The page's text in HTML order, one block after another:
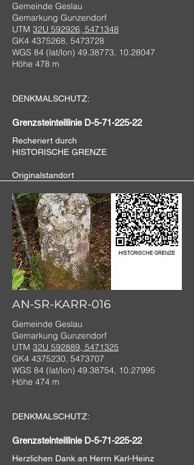
Gemeinde Geslau
Gemarkung Gunzendorf
UTM 32U 592926, 5471348
GK4 4375268, 5473728
WGS 84 (lat/lon) 49.38773, 10.28047
Höhe 478 m
DENKMALSCHUTZ:
Grenzsteinteillinie D-5-71-225-22
Recheriert durch
HISTORISCHE GRENZE
Originalstandort
AN-SR-KARR-016
Gemeinde Geslau
Gemarkung Gunzendorf
UTM 32U 592889, 5471325
GK4 4375230, 5473707
WGS 84 (lat/lon) 49.38754, 10.27995
Höhe 474 m
DENKMALSCHUTZ:
Grenzsteinteillinie D-5-71-225-22
Herzlichen Dank an Herrn Karl-Heinz